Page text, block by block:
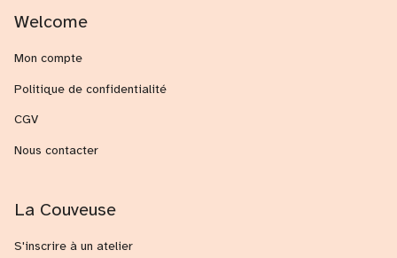
Welcome
Mon compte
Politique de confidentialité
CGV
Nous contacter
La Couveuse
S'inscrire à un atelier